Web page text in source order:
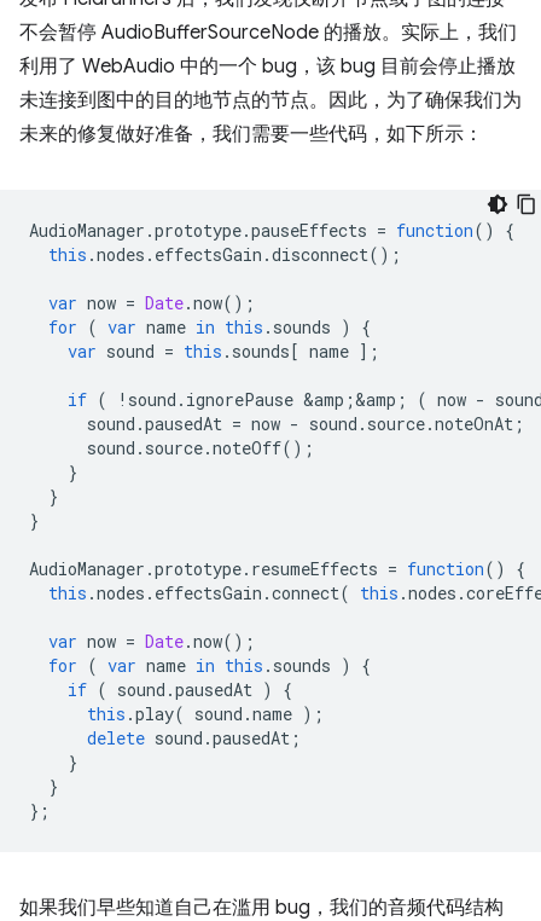
不会暂停 AudioBufferSourceNode 的播放。实际上，我们
利用了 WebAudio 中的一个 bug，该 bug 目前会停止播放
未连接到图中的目的地节点的节点。因此，为了确保我们为
未来的修复做好准备，我们需要一些代码，如下所示：
AudioManager .prototype.pauseEffects = function()
{
this .nodes . effectsGain .disconnect();
var now = Date.now();
for ( var name in this . sounds )
{
var sound = this . sounds[ name ];
if ( ! sound . ignorePause &amp ;&amp ; ( now -
sound .pausedAt = now - sound . source.noteOnAt ;
sound . source.noteOff();
}
}
}
AudioManager .prototype. resumeEffects = function()
{
this .nodes . effectsGain .connect( this .nodes .
var now = Date.now();
for ( var name in this . sounds )
{
if ( sound .pausedAt )
{
this .play( sound .name );
delete sound .pausedAt ;
}
}
};
如果我们早些知道自己在滥用 bug，我们的音频代码结构